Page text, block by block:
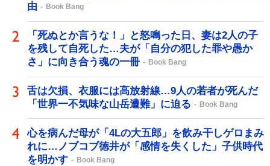
由
Book Bang
「死ぬとか言うな！」と怒鳴った日、妻は2人の子
を残して自死した…夫が「自分の犯した罪や愚か
さ」に向き合う魂の一冊
Book Bang
舌は欠損、衣服には高放射線…9人の若者が死んだ
「世界一不気味な山岳遭難」に迫る
Book Bang
心を病んだ母が「4Lの大五郎」を飲み干しゲロまみ
れに…ノブコブ徳井が「感情を失くした」子供時代
を明かす
Book Bang